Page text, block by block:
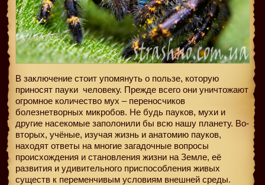
В заключение стоит упомянуть о пользе, которую
приносят пауки человеку. Прежде всего они уничтожают
огромное количество мух – переносчиков
болезнетворных микробов. Не будь пауков, мухи и
другие насекомые заполонили бы всю нашу планету. Во-
вторых, учёные, изучая жизнь и анатомию пауков,
находят ответы на многие загадочные вопросы
происхождения и становления жизни на Земле, её
развития и удивительного приспособления живых
существ к переменчивым условиям внешней среды.